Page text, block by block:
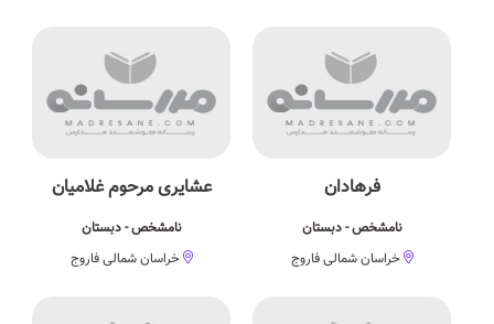
فرهادان
نامشخص - دبستان
خراسان شمالی فاروج
عشایری مرحوم غلامیان
نامشخص - دبستان
خراسان شمالی فاروج